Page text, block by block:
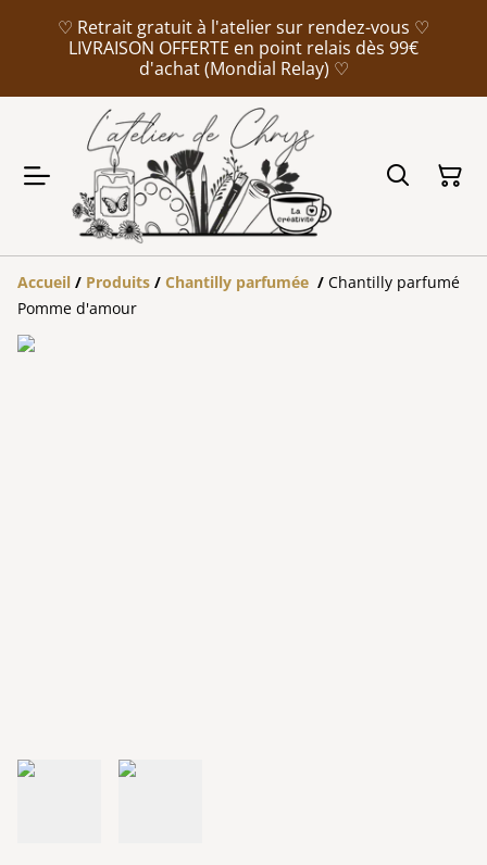
♡ Retrait gratuit à l'atelier sur rendez-vous ♡
LIVRAISON OFFERTE en point relais dès 99€
d'achat (Mondial Relay) ♡
Accueil / Produits / Chantilly parfumée / Chantilly parfumé
Pomme d'amour